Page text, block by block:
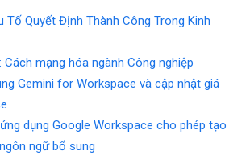
Tố Quyết Định Thành Công Trong Kinh
Cách mạng hóa ngành Công nghiệp
Gemini for Workspace và cập nhật giá
dụng Google Workspace cho phép tạo
ngữ bổ sung